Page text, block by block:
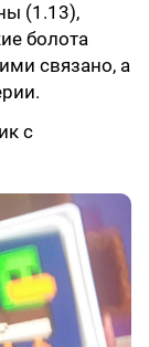
(1.13),
болота
связано, а
с